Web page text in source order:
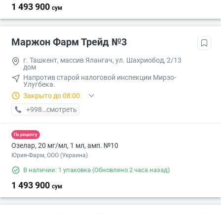
1 493 900 сум
Маржон Фарм Трейд №3
г. Ташкент, массив Ялангач, ул. Шахриобод, 2/13
дом
Напротив старой налоговой инспекции Мирзо-
Улугбека.
Закрыто до 08:00
+998 (99) XXX-XX-XX
смотреть
По рецепту
Озелар, 20 мг/мл, 1 мл, амп. №10
Юрия-Фарм, ООО (Украина)
В наличии: 1 упаковка (Обновлено 2 часа назад)
1 493 900 сум